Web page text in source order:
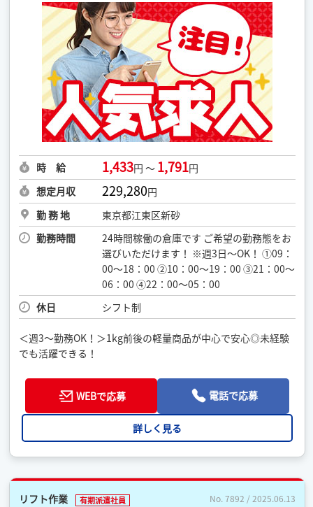
時 給 1,433円 ～ 1,791円
想定月収
229,280円
勤 務 地
東京都江東区新砂
勤務時間
24時間稼働の倉庫です ご希望の勤務態をお
選びいただけます！ ※週3日～OK！ ①09：
00～18：00 ②10：00～19：00 ③21：00～
06：00 ④22：00～05：00
休日
シフト制
＜週3～勤務OK！＞1kg前後の軽量商品が中心で安心◎未経験
でも活躍できる！
WEBで応募 電話で応募
詳しく見る
リフト作業 有期派遣社員 No. 7892 / 2025.06.13